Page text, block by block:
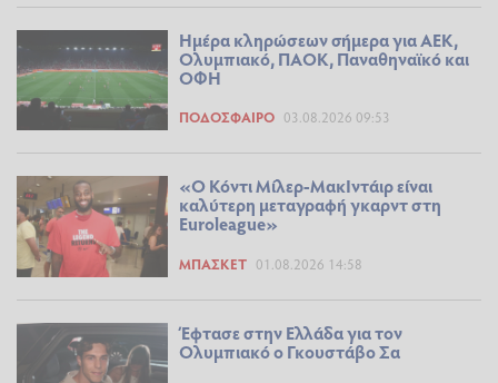
Ημέρα κληρώσεων σήμερα για ΑΕΚ,
Ολυμπιακό, ΠΑΟΚ, Παναθηναϊκό και
ΟΦΗ
ΠΟΔΌΣΦΑΙΡΟ 03.08.2026 09:53
«Ο Κόντι Μίλερ-ΜακΙντάιρ είναι
καλύτερη μεταγραφή γκαρντ στη
Euroleague»
ΜΠΆΣΚΕΤ 01.08.2026 14:58
Έφτασε στην Ελλάδα για τον
Ολυμπιακό ο Γκουστάβο Σα